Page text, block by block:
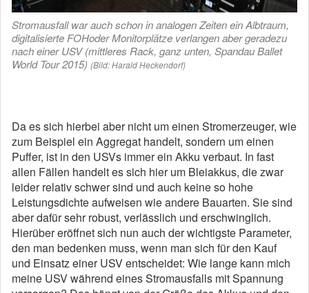
Stromausfall war auch schon in analogen Zeiten ein Albtraum,
digitalisierte FOHoder Monitorplätze verlangen aber geradezu
nach einer USV (mittleres Rack, ganz unten, Spandau Ballet
World Tour 2015) (Bild: Harald Heckendorf)
Da es sich hierbei aber nicht um einen Stromerzeuger, wie
zum Beispiel ein Aggregat handelt, sondern um einen
Puffer, ist in den USVs immer ein Akku verbaut. In fast
allen Fällen handelt es sich hier um Bleiakkus, die zwar
leider relativ schwer sind und auch keine so hohe
Leistungsdichte aufweisen wie andere Bauarten. Sie sind
aber dafür sehr robust, verlässlich und erschwinglich.
Hierüber eröffnet sich nun auch der wichtigste Parameter,
den man bedenken muss, wenn man sich für den Kauf
und Einsatz einer USV entscheidet: Wie lange kann mich
meine USV während eines Stromausfalls mit Spannung